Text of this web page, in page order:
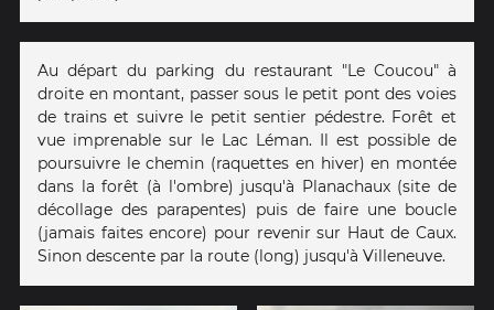
Au départ du parking du restaurant "Le Coucou" à
droite en montant, passer sous le petit pont des voies
de trains et suivre le petit sentier pédestre. Forêt et
vue imprenable sur le Lac Léman. Il est possible de
poursuivre le chemin (raquettes en hiver) en montée
dans la forêt (à l'ombre) jusqu'à Planachaux (site de
décollage des parapentes) puis de faire une boucle
(jamais faites encore) pour revenir sur Haut de Caux.
Sinon descente par la route (long) jusqu'à Villeneuve.